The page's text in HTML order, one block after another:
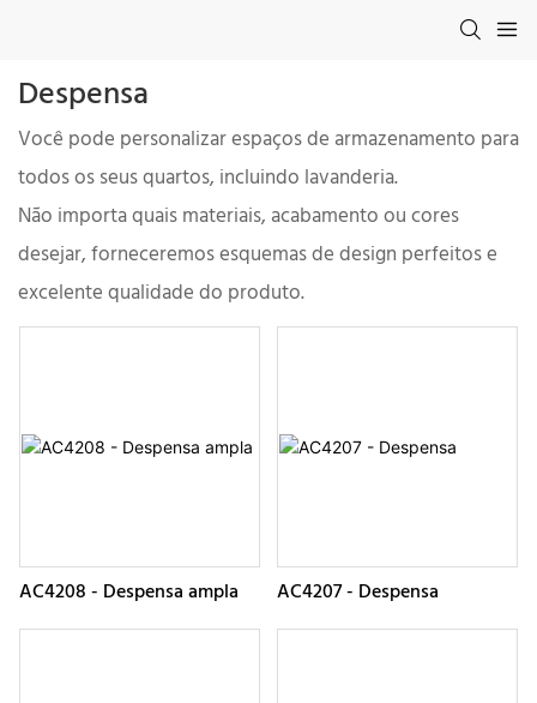
Despensa
Você pode personalizar espaços de armazenamento para
todos os seus quartos, incluindo lavanderia.
Não importa quais materiais, acabamento ou cores
desejar, forneceremos esquemas de design perfeitos e
excelente qualidade do produto.
AC4208 - Despensa ampla AC4207 - Despensa